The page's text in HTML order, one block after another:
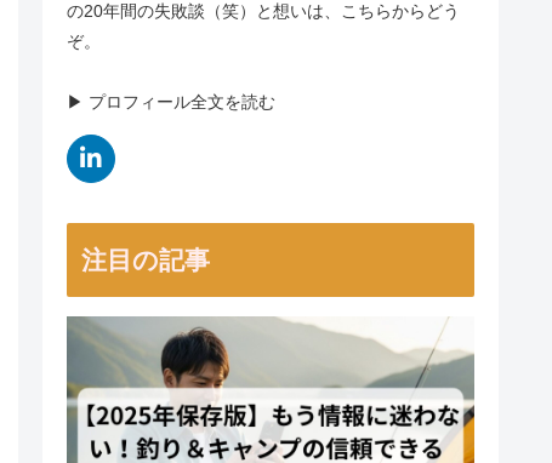
の20年間の失敗談（笑）と想いは、こちらからどう
ぞ。
▶︎ プロフィール全文を読む
注目の記事